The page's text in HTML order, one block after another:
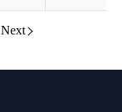
Next